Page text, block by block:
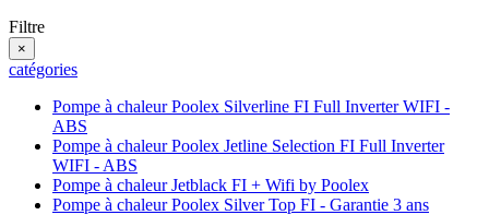
Filtre
×
catégories
Pompe à chaleur Poolex Silverline FI Full Inverter WIFI -
ABS
Pompe à chaleur Poolex Jetline Selection FI Full Inverter
WIFI - ABS
Pompe à chaleur Jetblack FI + Wifi by Poolex
Pompe à chaleur Poolex Silver Top FI - Garantie 3 ans